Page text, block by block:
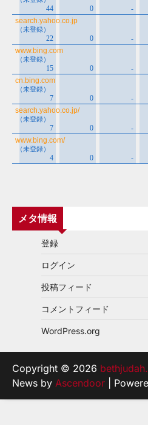
メタ情報
登録
ログイン
投稿フィード
コメントフィード
WordPress.org
Copyright © 2026
News by Ascendoor |